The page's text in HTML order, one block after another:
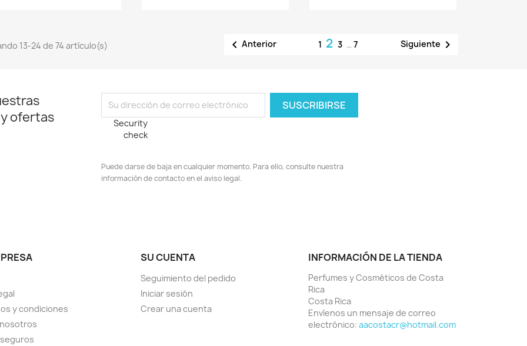
13-24 de 74 artículo(s) Anterior 1 2 3 … 7 Siguiente 
ofertas
Security
check
Puede darse de baja en cualquier momento. Para ello, consulte nuestra
información de contacto en el aviso legal.
y condiciones
SU CUENTA
Seguimiento del pedido
Iniciar sesión
Crear una cuenta
INFORMACIÓN DE LA TIENDA
Perfumes y Cosméticos de Costa
Rica
Costa Rica
Envíenos un mensaje de correo
electrónico: aacostacr@hotmail.com